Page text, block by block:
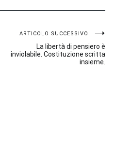
ARTICOLO SUCCESSIVO
La libertà di pensiero è
inviolabile. Costituzione scritta
insieme.